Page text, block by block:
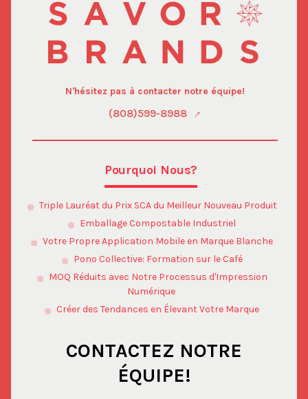
N'hésitez pas à contacter notre équipe!
(808)599-8988
Pourquoi Nous?
Triple Lauréat du Prix SCA du Meilleur Nouveau Produit
Emballage Compostable Industriel
Votre Propre Application Mobile en Marque Blanche
Pono Collective: Formation sur le Café
MOQ Réduits avec Notre Processus d'Impression
Numérique
Créer des Tendances en Élevant Votre Marque
CONTACTEZ NOTRE
ÉQUIPE!